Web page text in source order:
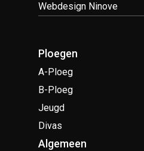
Webdesign Ninove
Ploegen
A-Ploeg
B-Ploeg
Jeugd
Divas
Algemeen